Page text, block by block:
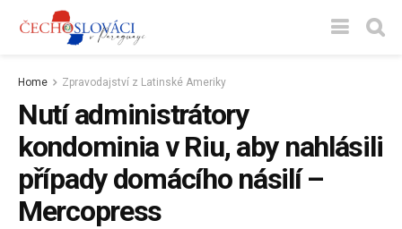
Home Zpravodajství z Latinské Ameriky
Nutí administrátory
kondominia v Riu, aby nahlásili
případy domácího násilí –
Mercopress